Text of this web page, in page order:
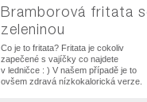
Bramborová fritata
zeleninou
Co je to fritata? Fritata je cokoliv
zapečené s vajíčky co najdete
v ledničce : ) V našem případě je to
ovšem zdravá nízkokalorická verze.